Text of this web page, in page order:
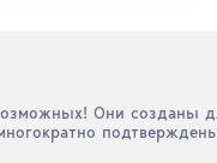
Они созданы